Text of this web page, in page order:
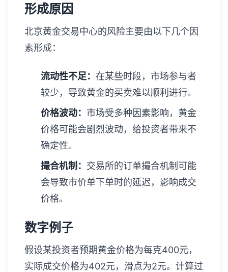
形成原因
北京黄金交易中心的风险主要由以下几个因
素形成：
流动性不足： 在某些时段，市场参与者
较少，导致黄金的买卖难以顺利进行。
价格波动： 市场受多种因素影响，黄金
价格可能会剧烈波动，给投资者带来不
确定性。
撮合机制： 交易所的订单撮合机制可能
会导致市价单下单时的延迟，影响成交
价格。
数字例子
假设某投资者预期黄金价格为每克400元，
实际成交价格为402元，滑点为2元。计算过